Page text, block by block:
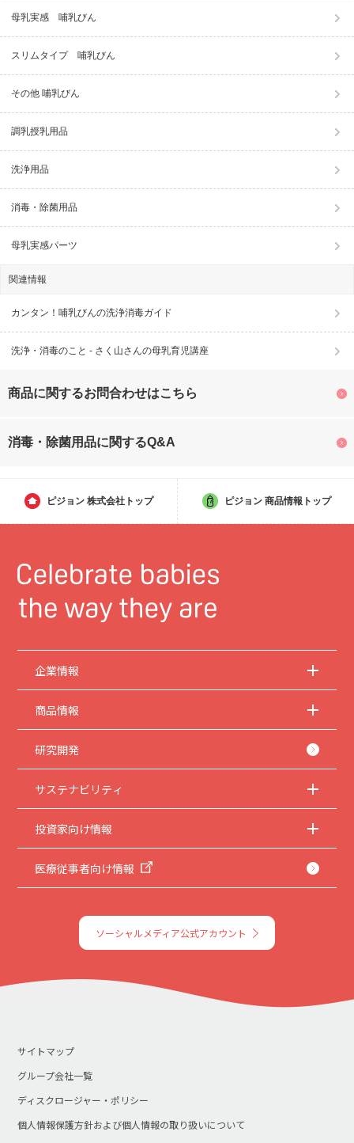
母乳実感 哺乳びん
スリムタイプ 哺乳びん
その他 哺乳びん
調乳授乳用品
洗浄用品
消毒・除菌用品
母乳実感パーツ
関連情報
カンタン！哺乳びんの洗浄消毒ガイド
洗浄・消毒のこと - さく山さんの母乳育児講座
商品に関するお問合わせはこちら
消毒・除菌用品に関するQ&A
ピジョン 株式会社トップ ピジョン 商品情報トップ
企業情報
商品情報
研究開発
サステナビリティ
投資家向け情報
医療従事者向け情報
ソーシャルメディア公式アカウント
サイトマップ
グループ会社一覧
ディスクロージャー・ポリシー
個人情報保護方針および個人情報の取り扱いについて